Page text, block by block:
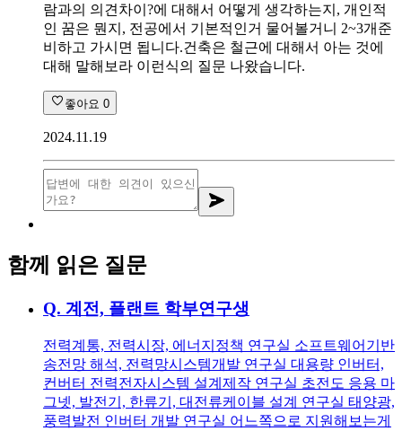
람과의 의견차이?에 대해서 어떻게 생각하는지, 개인적
인 꿈은 뭔지, 전공에서 기본적인거 물어볼거니 2~3개준
비하고 가시면 됩니다.건축은 철근에 대해서 아는 것에
대해 말해보라 이런식의 질문 나왔습니다.
좋아요 0
2024.11.19
함께 읽은 질문
Q. 계전, 플랜트 학부연구생
전력계통, 전력시장, 에너지정책 연구실 소프트웨어기반
송전망 해석, 전력망시스템개발 연구실 대용량 인버터,
컨버터 전력전자시스템 설계제작 연구실 초전도 응용 마
그넷, 발전기, 한류기, 대전류케이블 설계 연구실 태양광,
풍력발전 인버터 개발 연구실 어느쪽으로 지원해보는게